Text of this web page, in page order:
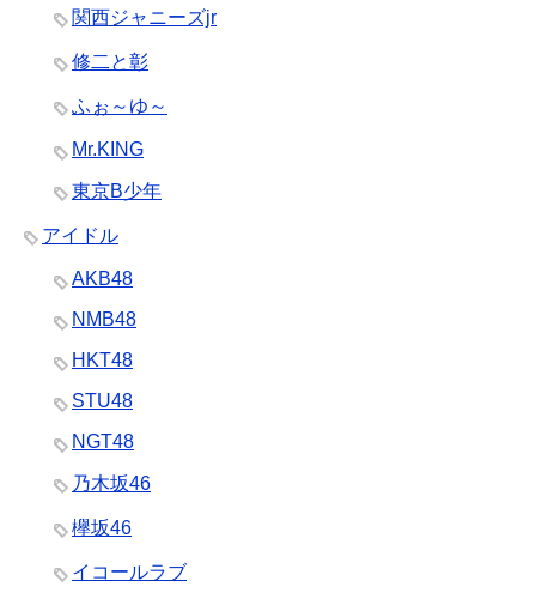
関西ジャニーズjr
修二と彰
ふぉ～ゆ～
Mr.KING
東京B少年
アイドル
AKB48
NMB48
HKT48
STU48
NGT48
乃木坂46
欅坂46
イコールラブ